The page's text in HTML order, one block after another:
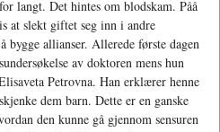
langt. Det hintes om blodskam. Påå
at slekt giftet seg inn i andre
bygge allianser. Allerede første dagen
av doktoren mens hun
Petrovna. Han erklærer henne
dem barn. Dette er en ganske
den kunne gå gjennom sensuren